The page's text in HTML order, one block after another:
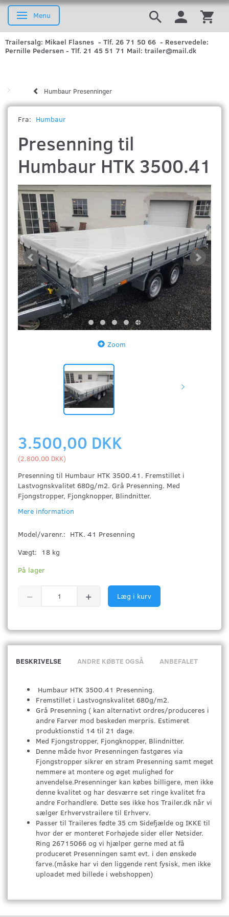
Skifte navigation
Menu
Trailersalg: Mikael Flasnes - Tlf. 26 71 50 66 - Reservedele:
Pernille Pedersen - Tlf. 21 45 51 71 Mail: trailer@mail.dk
Humbaur Presenninger
Fra: Humbaur
Presenning til
Humbaur HTK 3500.41
Zoom
3.500,00 DKK
(2.800,00 DKK)
Presenning til Humbaur HTK 3500.41. Fremstillet i
Lastvognskvalitet 680g/m2. Grå Presenning. Med
Fjongstropper, Fjongknopper, Blindnitter.
Mere information
Model/varenr.: HTK. 41 Presenning
Vægt:
18 kg
På lager
Læg i kurv
BESKRIVELSE ANDRE KØBTE OGSÅ ANBEFALET
Humbaur HTK 3500.41 Presenning.
Fremstillet i Lastvognskvalitet 680g/m2.
Grå Presenning ( kan alternativt ordres/produceres i
andre Farver mod beskeden merpris. Estimeret
produktionstid 14 til 21 dage.
Med Fjongstropper, Fjongknopper, Blindnitter.
Denne måde hvor Presenningen fastgøres via
Fjongstropper sikrer en stram Presenning samt meget
nemmere at montere og øget mulighed for
anvendelse.Presenninger kan købes billigere, men ikke
denne kvalitet og har desværre set ringe kvalitet fra
andre Forhandlere. Dette ses ikke hos Trailer.dk når vi
sælger Erhvervstrailere til Erhverv.
Passer til Traileres fødte 35 cm Sidefjælde og IKKE til
hvor der er monteret Forhøjede sider eller Netsider.
Ring 26715066 og vi hjælper gerne med at få
produceret Presenningen samt evt. i den ønskede
farve.(måske har vi den liggende rent fysisk, men ikke
uploadet med billede i webshoppen)